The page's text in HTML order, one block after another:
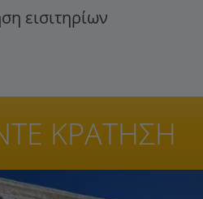
εισιτηρίων
ΚΡΑΤΗΣΗ